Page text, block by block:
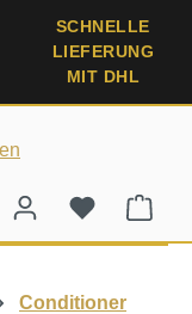
SCHNELLE
LIEFERUNG
MIT DHL
Conditioner